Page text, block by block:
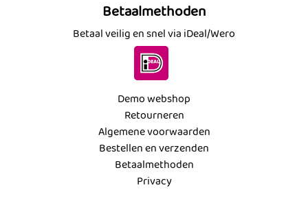
Betaalmethoden
Betaal veilig en snel via iDeal/Wero
Demo webshop
Retourneren
Algemene voorwaarden
Bestellen en verzenden
Betaalmethoden
Privacy